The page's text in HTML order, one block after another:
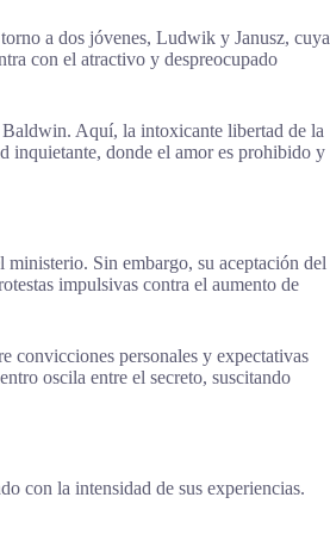
a dos jóvenes, Ludwik y Janusz, cuya
con el atractivo y despreocupado
Baldwin. Aquí, la intoxicante libertad de la
inquietante, donde el amor es prohibido y
Sin embargo, su aceptación del
impulsivas contra el aumento de
convicciones personales y expectativas
oscila entre el secreto, suscitando
con la intensidad de sus experiencias.